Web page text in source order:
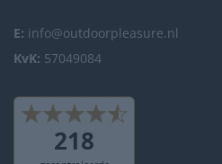
E: info@outdoorpleasure.nl
KvK: 57049084